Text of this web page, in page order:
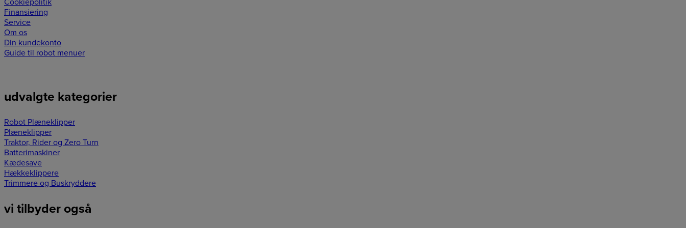
Cookiepolitik
Finansiering
Service
Om os
Din kundekonto
Guide til robot menuer
udvalgte kategorier
Robot Plæneklipper
Plæneklipper
Traktor, Rider og Zero Turn
Batterimaskiner
Kædesave
Hækkeklippere
Trimmere og Buskryddere
vi tilbyder også